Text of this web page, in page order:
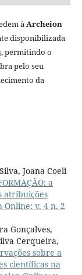
àArcheion
disponibilizada
, permitindo o
pelo seu
da
Joana Coeli
a
atribuições
Online: v. 4 n. 2
Gonçalves,
Cerqueira,
sobre a
científicas na